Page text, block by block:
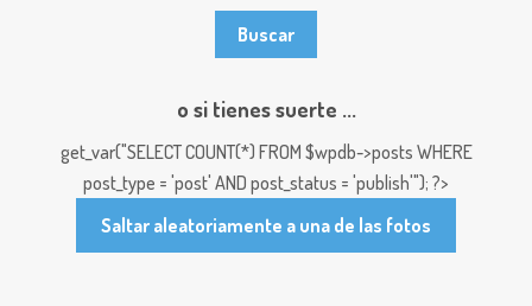
o si tienes suerte ...
get_var("SELECT COUNT(*) FROM $wpdb->posts WHERE
post_type = 'post' AND post_status = 'publish'"); ?>
Saltar aleatoriamente a una de las fotos